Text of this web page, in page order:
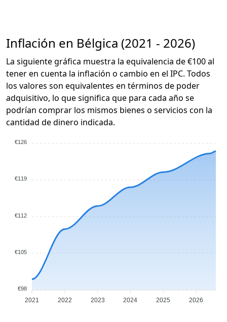
Inflación en Bélgica (2021 - 2026)
La siguiente gráfica muestra la equivalencia de €100 al
tener en cuenta la inflación o cambio en el IPC. Todos
los valores son equivalentes en términos de poder
adquisitivo, lo que significa que para cada año se
podrían comprar los mismos bienes o servicios con la
cantidad de dinero indicada.
€126
€119
€112
€105
€98
2021 2022 2023 2024 2025 2026